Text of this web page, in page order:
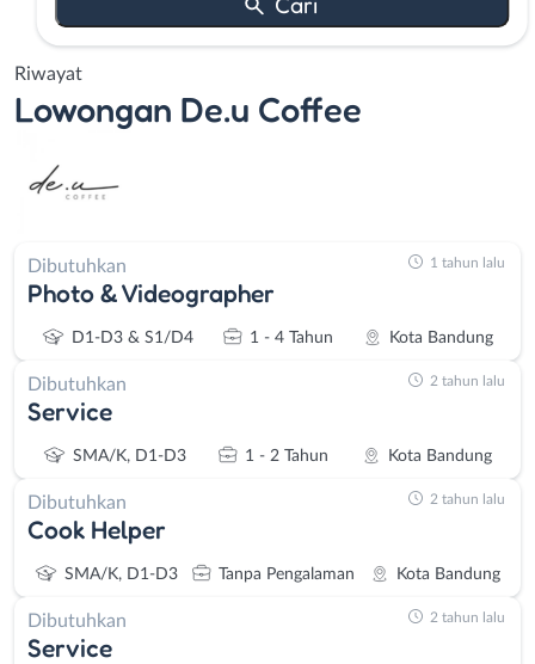
Riwayat
Lowongan De.u Coffee
Dibutuhkan
Photo & Videographer
D1-D3 & S1/D4 1 - 4 Tahun Kota Bandung
1 tahun lalu
Dibutuhkan
Service
SMA/K, D1-D3 1 - 2 Tahun Kota Bandung
2 tahun lalu
Dibutuhkan
Cook Helper
SMA/K, D1-D3 Tanpa Pengalaman Kota Bandung
2 tahun lalu
Dibutuhkan
Service
2 tahun lalu